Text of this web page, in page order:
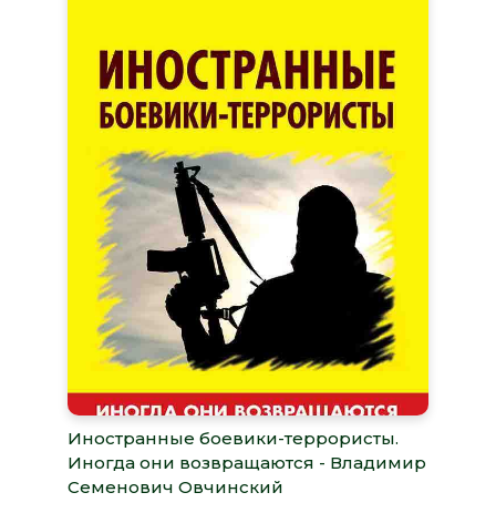
Иностранные боевики-террористы.
Иногда они возвращаются - Владимир
Семенович Овчинский